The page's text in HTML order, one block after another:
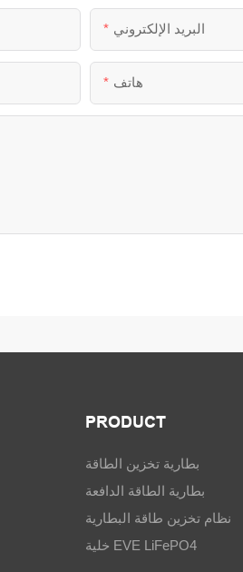
البريد الإلكتروني
هاتف
PRODUCT
بطارية تخزين الطاقة
بطارية الطاقة الدافعة
نظام تخزين طاقة البطارية
خلية EVE LiFePO4